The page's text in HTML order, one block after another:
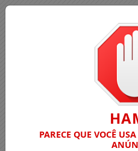
PARECE QUE VOCÊ